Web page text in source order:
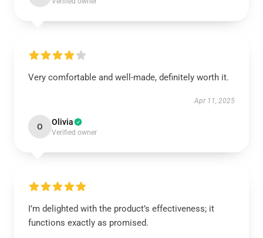
Very comfortable and well-made, definitely worth it.
Apr 11, 2025
O Olivia
Verified owner
I’m delighted with the product’s effectiveness; it
functions exactly as promised.